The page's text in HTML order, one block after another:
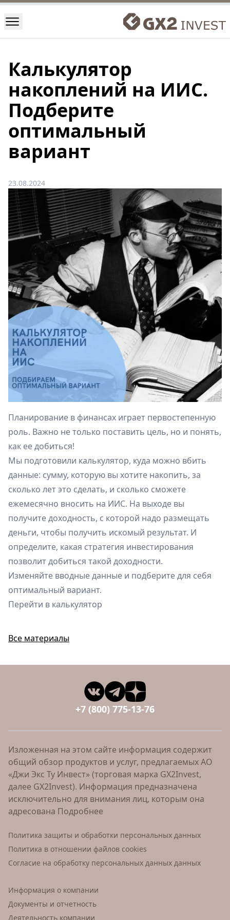
Калькулятор
накоплений на ИИС.
Подберите
оптимальный
вариант
23.08.2024
Планирование в финансах играет первостепенную
роль. Важно не только поставить цель, но и понять,
как ее добиться!
Мы подготовили калькулятор, куда можно вбить
данные: сумму, которую вы хотите накопить, за
сколько лет это сделать, и сколько сможете
ежемесячно вносить на ИИС. На выходе вы
получите доходность, с которой надо размещать
деньги, чтобы получить искомый результат. И
определите, какая стратегия инвестирования
позволит добиться такой доходности.
Изменяйте вводные данные и подберите для себя
оптимальный вариант.
Перейти в калькулятор
Все материалы
+7 (800) 775-13-76
Изложенная на этом сайте информация содержит
общий обзор продуктов и услуг, предлагаемых АО
«Джи Экс Ту Инвест» (торговая марка GX2Invest,
далее GX2Invest). Информация предназначена
исключительно для внимания лиц, которым она
адресована Подробнее
Политика защиты и обработки персональных данных
Политика в отношении файлов cookies
Согласие на обработку персональных данных данных
Информация о компании
Документы и отчетность
Деятельность компании